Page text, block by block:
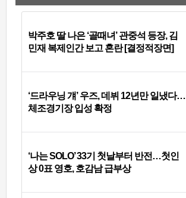
박주호 딸 나은 ‘골때녀’ 관중석 등장, 김
민재 복제인간 보고 혼란 [결정적장면]
‘드라우닝 걔’ 우즈, 데뷔 12년만 일냈다…
체조경기장 입성 확정
‘나는 SOLO’ 33기 첫날부터 반전…첫인
상 0표 영호, 호감남 급부상